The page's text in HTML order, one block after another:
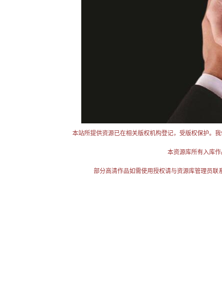
本站所提供资源已在相关版权机构登记，受版权保护。
本资源库所有入库
部分高清作品如需使用授权请与资源库管理员联